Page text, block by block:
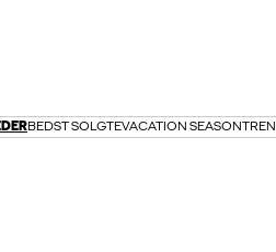
BEDST SOLGTEVACATION SEASON